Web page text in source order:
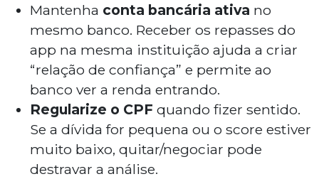
Mantenha conta bancária ativa no
mesmo banco. Receber os repasses do
app na mesma instituição ajuda a criar
“relação de confiança” e permite ao
banco ver a renda entrando.
Regularize o CPF quando fizer sentido.
Se a dívida for pequena ou o score estiver
muito baixo, quitar/negociar pode
destravar a análise.